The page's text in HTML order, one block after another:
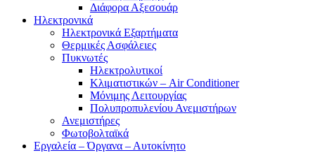
Διάφορα Αξεσουάρ
Ηλεκτρονικά
Ηλεκτρονικά Εξαρτήματα
Θερμικές Ασφάλειες
Πυκνωτές
Ηλεκτρολυτικοί
Κλιματιστικών – Air Conditioner
Μόνιμης Λειτουργίας
Πολυπροπυλενίου Ανεμιστήρων
Ανεμιστήρες
Φωτοβολταϊκά
Εργαλεία – Όργανα – Αυτοκίνητο